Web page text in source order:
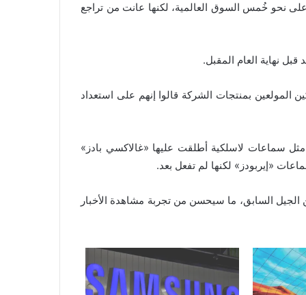
نحو خُمس السوق العالمية، لكنها عانت من تراجع
نهاية العام المقبل.
بعض المستهلكين المولعين بمنتجات الشركة قالوا إنهم على استعداد
سماعات لاسلكية أطلقت عليها «غالاكسي بادز»
«إيربودز» لكنها لم تفعل بعد.
تكون شبكات الجيل الخامس أسرع 10 مرات من الجيل السابق، ما سيحسن من تجربة مشاهدة الأخبار